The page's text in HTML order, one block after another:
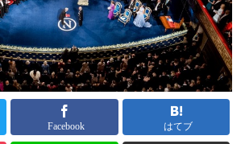
Facebook はてブ